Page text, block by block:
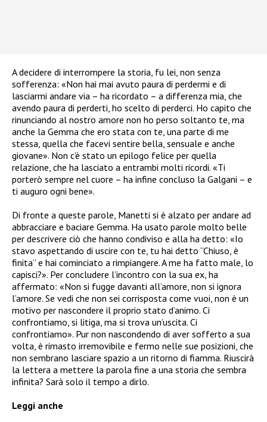
A decidere di interrompere la storia, fu lei, non senza
sofferenza: «Non hai mai avuto paura di perdermi e di
lasciarmi andare via – ha ricordato – a differenza mia, che
avendo paura di perderti, ho scelto di perderci. Ho capito che
rinunciando al nostro amore non ho perso soltanto te, ma
anche la Gemma che ero stata con te, una parte di me
stessa, quella che facevi sentire bella, sensuale e anche
giovane». Non c’è stato un epilogo felice per quella
relazione, che ha lasciato a entrambi molti ricordi. «Ti
porterò sempre nel cuore – ha infine concluso la Galgani – e
ti auguro ogni bene».
Di fronte a queste parole, Manetti si è alzato per andare ad
abbracciare e baciare Gemma. Ha usato parole molto belle
per descrivere ciò che hanno condiviso e alla ha detto: «Io
stavo aspettando di uscire con te, tu hai detto “Chiuso, è
finita” e hai cominciato a rimpiangere. A me ha fatto male, lo
capisci?». Per concludere l’incontro con la sua ex, ha
affermato: «Non si fugge davanti all’amore, non si ignora
l’amore. Se vedi che non sei corrisposta come vuoi, non è un
motivo per nascondere il proprio stato d’animo. Ci
confrontiamo, si litiga, ma si trova un’uscita. Ci
confrontiamo». Pur non nascondendo di aver sofferto a sua
volta, è rimasto irremovibile e fermo nelle sue posizioni, che
non sembrano lasciare spazio a un ritorno di fiamma. Riuscirà
la lettera a mettere la parola fine a una storia che sembra
infinita? Sarà solo il tempo a dirlo.
Leggi anche